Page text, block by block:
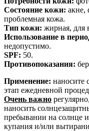
Состояние кожи: акне,
проблемная кожа.
Тип кожи: жирная, для
Использование в
недопустимо.
SPF: 50.
Противопоказания:
Применение: наносите
этап ежедневной
Очень важно
наносить
пребывании на солнце
купания и/или